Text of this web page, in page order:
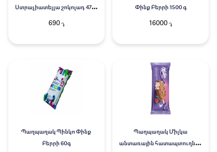
Ստրաչիատելլա շոկոլադ 4791
60գ
690֏
Փինք Բերրի 1500 գ
16000 ֏
Պաղպաղակ Պինկո Փինք
Բերրի 60գ
Պաղպաղակ Միլկա
անտառային հատապտուղներ